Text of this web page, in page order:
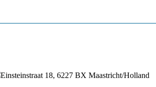
Einsteinstraat 18, 6227 BX Maastricht/Holland